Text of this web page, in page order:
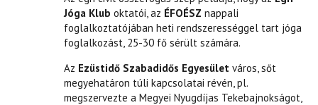
Jóga Klub oktatói, az ÉFOÉSZ nappali
foglalkoztatójában heti rendszerességgel tart jóga
foglalkozást, 25-30 fő sérült számára.
Az Ezüstidő Szabadidős Egyesület város, sőt
megyehatáron túli kapcsolatai révén, pl.
megszervezte a Megyei Nyugdíjas Tekebajnokságot,